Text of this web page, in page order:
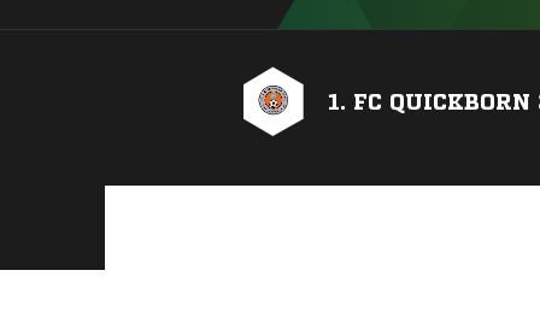
1. FC QUICKBORN